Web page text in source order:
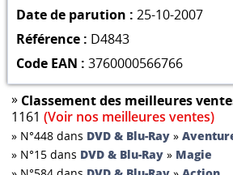
Date de parution : 25-10-2007
Référence : D4843
Code EAN : 3760000566766
» Classement des meilleures
1161(Voir nos meilleures ventes)
» N°448 dans DVD & Blu-Ray »
» N°15 dans DVD & Blu-Ray » Magie